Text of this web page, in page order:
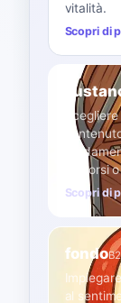
vitalità.
Scopri di
discorsi
Scopri di
fondoB2
al